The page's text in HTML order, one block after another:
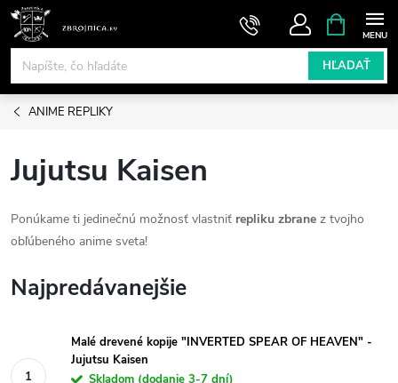
Prejsť
obsah
HĽADAŤ
KOŠÍK
ANIME REPLIKY
Jujutsu Kaisen
Ponúkame ti jedinečnú možnosť vlastniť repliku zbrane z tvojho
obľúbeného anime sveta!
Najpredávanejšie
Malé drevené kopije "INVERTED SPEAR OF HEAVEN" -
Jujutsu Kaisen
Skladom (dodanie 3-7 dní)